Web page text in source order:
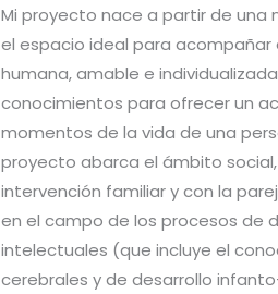
Mi proyecto nace a partir de
el espacio ideal para
humana, amable e
conocimientos para ofrecer un
momentos de la vida de una
proyecto abarca el ámbito
intervención familiar y con la
en el campo de los procesos de
intelectuales (que incluye el
cerebrales y de desarrollo